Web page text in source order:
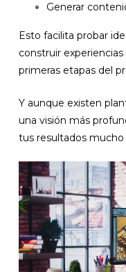
Generar
Esto facilita probar
construir
primeras etapas del
Y aunque existen
una visión más
tus resultados mucho